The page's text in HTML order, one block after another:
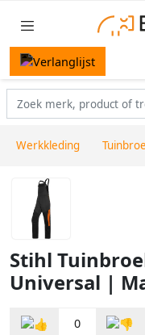
Werkkleding
Stihl
Universal |
0